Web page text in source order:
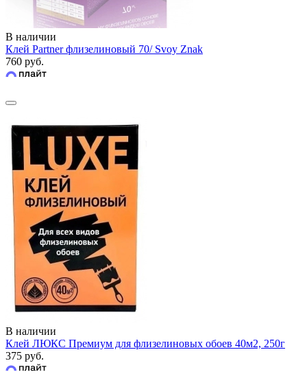
В наличии
Клей Partner флизелиновый 70/ Svoy Znak
760 руб.
В наличии
Клей ЛЮКС Премиум для флизелиновых обоев 40м2, 250г
375 руб.